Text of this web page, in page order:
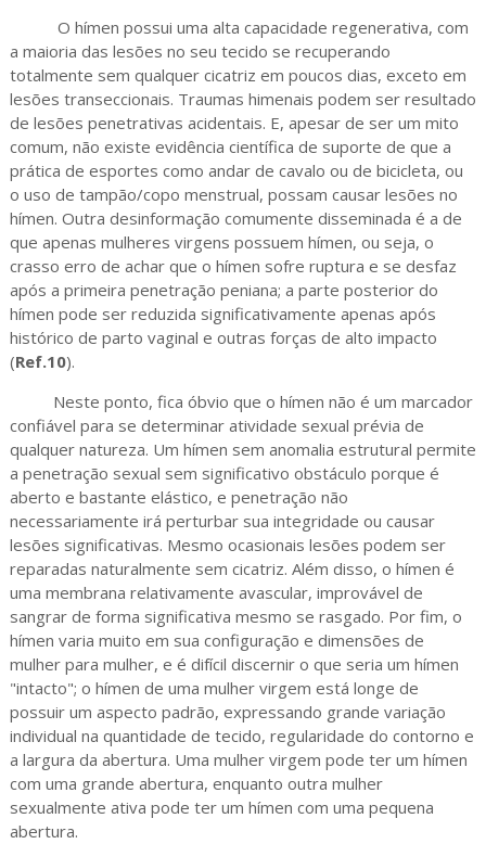
O hímen possui uma alta capacidade regenerativa, com
a maioria das lesões no seu tecido se recuperando
totalmente sem qualquer cicatriz em poucos dias, exceto em
lesões transeccionais. Traumas himenais podem ser resultado
de lesões penetrativas acidentais. E, apesar de ser um mito
comum, não existe evidência científica de suporte de que a
prática de esportes como andar de cavalo ou de bicicleta, ou
o uso de tampão/copo menstrual, possam causar lesões no
hímen. Outra desinformação comumente disseminada é a de
que apenas mulheres virgens possuem hímen, ou seja, o
crasso erro de achar que o hímen sofre ruptura e se desfaz
após a primeira penetração peniana; a parte posterior do
hímen pode ser reduzida significativamente apenas após
histórico de parto vaginal e outras forças de alto impacto
(Ref.10).
Neste ponto, fica óbvio que o hímen não é um marcador
confiável para se determinar atividade sexual prévia de
qualquer natureza. Um hímen sem anomalia estrutural permite
a penetração sexual sem significativo obstáculo porque é
aberto e bastante elástico, e penetração não
necessariamente irá perturbar sua integridade ou causar
lesões significativas. Mesmo ocasionais lesões podem ser
reparadas naturalmente sem cicatriz. Além disso, o hímen é
uma membrana relativamente avascular, improvável de
sangrar de forma significativa mesmo se rasgado. Por fim, o
hímen varia muito em sua configuração e dimensões de
mulher para mulher, e é difícil discernir o que seria um hímen
"intacto"; o hímen de uma mulher virgem está longe de
possuir um aspecto padrão, expressando grande variação
individual na quantidade de tecido, regularidade do contorno e
a largura da abertura. Uma mulher virgem pode ter um hímen
com uma grande abertura, enquanto outra mulher
sexualmente ativa pode ter um hímen com uma pequena
abertura.